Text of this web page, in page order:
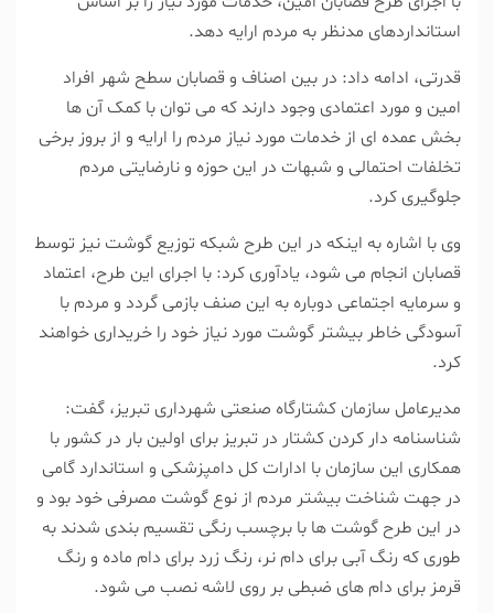
استانداردهای مدنظر به مردم ارایه دهد.
قدرتی، ادامه داد: در بین اصناف و قصابان سطح شهر افراد
امین و مورد اعتمادی وجود دارند که می توان با کمک آن ها
بخش عمده ای از خدمات مورد نیاز مردم را ارایه و از بروز برخی
تخلفات احتمالی و شبهات در این حوزه و نارضایتی مردم
جلوگیری کرد.
وی با اشاره به اینکه در این طرح شبکه توزیع گوشت نیز توسط
قصابان انجام می شود، یادآوری کرد: با اجرای این طرح، اعتماد
و سرمایه اجتماعی دوباره به این صنف بازمی گردد و مردم با
آسودگی خاطر بیشتر گوشت مورد نیاز خود را خریداری خواهند
کرد.
مدیرعامل سازمان کشتارگاه صنعتی شهرداری تبریز، گفت:
شناسنامه دار کردن کشتار در تبریز برای اولین بار در کشور با
همکاری این سازمان با ادارات کل دامپزشکی و استاندارد گامی
در جهت شناخت بیشتر مردم از نوع گوشت مصرفی خود بود و
در این طرح گوشت ها با برچسب رنگی تقسیم بندی شدند به
طوری که رنگ آبی برای دام نر، رنگ زرد برای دام ماده و رنگ
قرمز برای دام های ضبطی بر روی لاشه نصب می شود.